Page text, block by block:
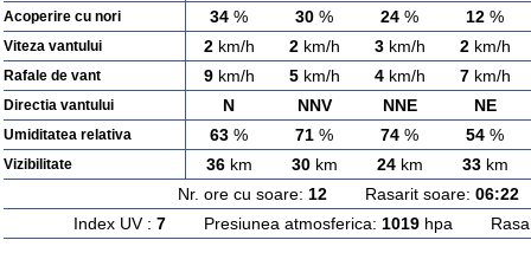
Acoperire cu nori 34 % 30 % 24 % 12 %
Viteza vantului 2km/h 2km/h 3km/h 2km/h
Rafale de vant 9km/h 5km/h 4km/h 7km/h
Directia vantului N NNV NNE NE
Umiditatea relativa 63 % 71 % 74 % 54 %
Vizibilitate 36km 30km 24km 33km
Nr. ore cu soare: 12Rasarit soare: 06:22
Index UV : 7Presiunea atmosferica: 1019hpa